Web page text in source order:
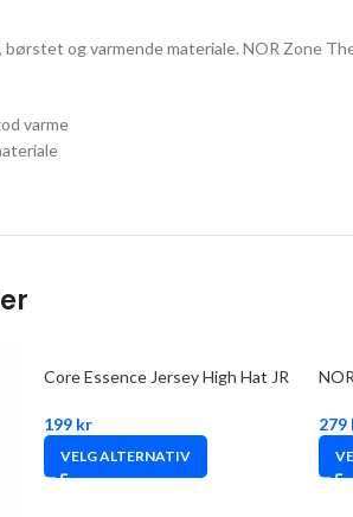
og varmende materiale. NOR Zone
varme
Core Essence Jersey High Hat JR
199 kr
VELG ALTERNATIV
279